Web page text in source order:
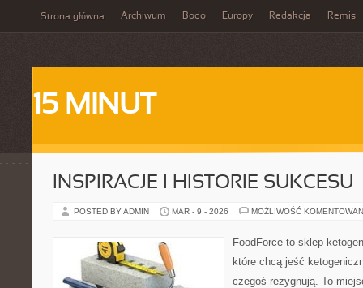
Strona główna Archiwum Bodo Europy Redakcja Remis
15 MINUT
INSPIRACJE I HISTORIE SUKCESU
POSTED BY ADMIN MAR - 9 - 2026 MOŻLIWOŚĆ
FoodForce to sklep
które chcą jeść
czegoś rezygnują. To